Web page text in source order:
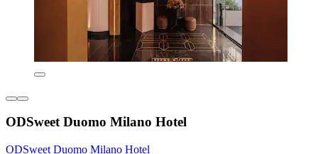
ODSweet Duomo Milano Hotel
ODSweet Duomo Milano Hotel